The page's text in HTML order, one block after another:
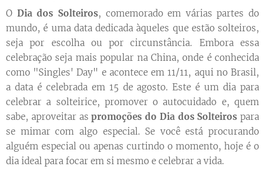
O Dia dos Solteiros, comemorado em várias partes do
mundo, é uma data dedicada àqueles que estão solteiros,
seja por escolha ou por circunstância. Embora essa
celebração seja mais popular na China, onde é conhecida
como "Singles' Day" e acontece em 11/11, aqui no Brasil,
a data é celebrada em 15 de agosto. Este é um dia para
celebrar a solteirice, promover o autocuidado e, quem
sabe, aproveitar aspromoções do Dia dos Solteiros para
se mimar com algo especial. Se você está procurando
alguém especial ou apenas curtindo o momento, hoje é o
dia ideal para focar em si mesmo e celebrar a vida.